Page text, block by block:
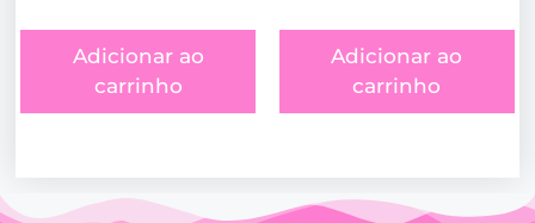
Adicionar ao
carrinho
Adicionar ao
carrinho